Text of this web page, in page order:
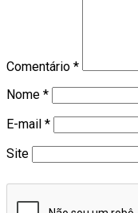
Comentário *
Nome *
E-mail *
Site